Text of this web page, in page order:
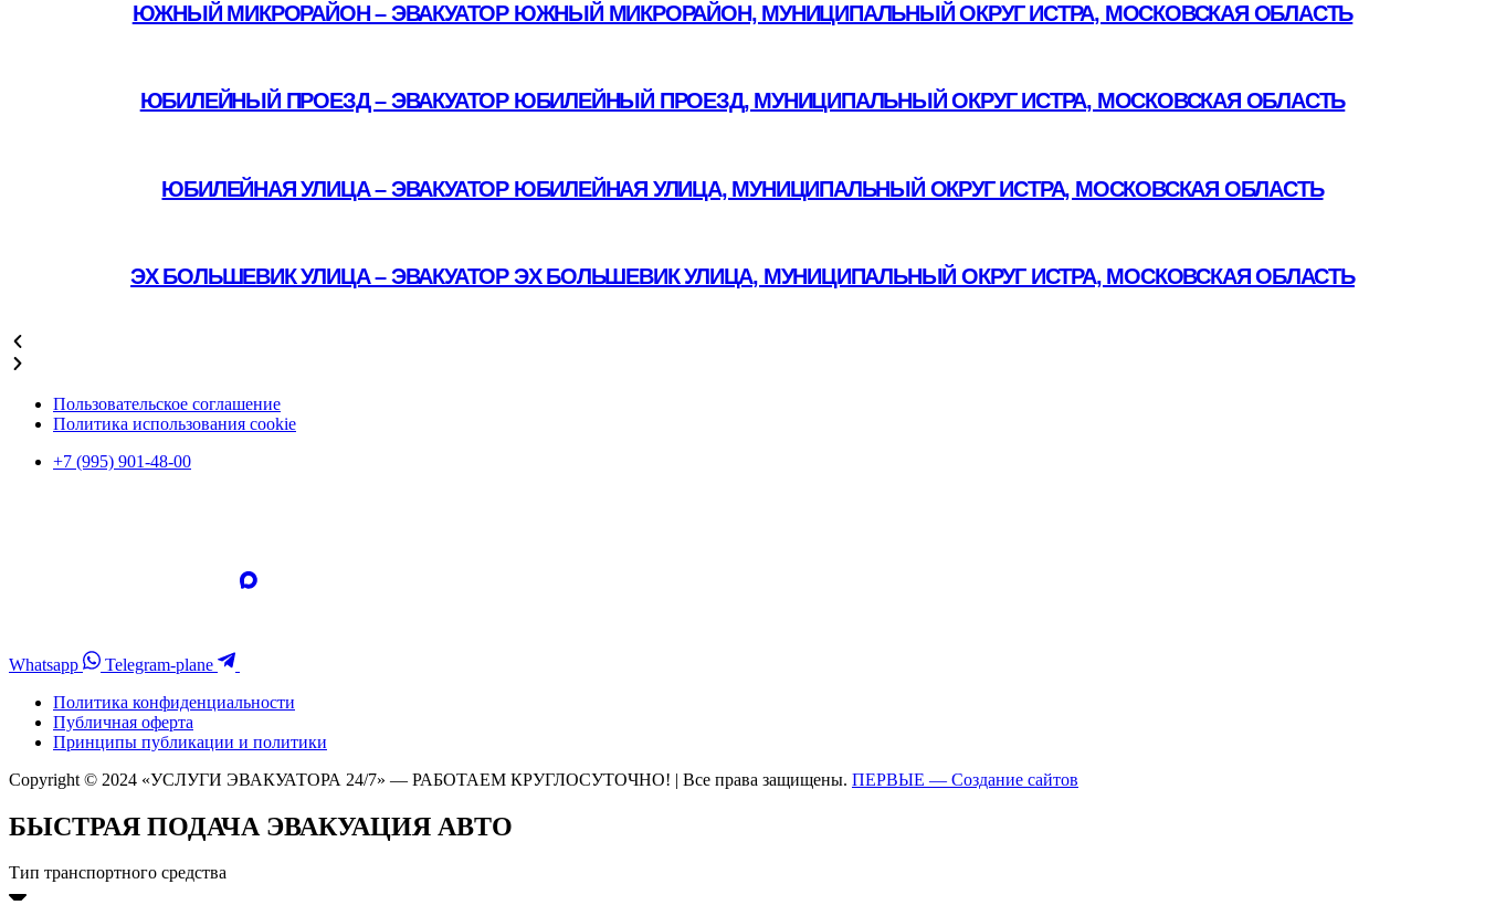
ЮЖНЫЙ МИКРОРАЙОН – ЭВАКУАТОР ЮЖНЫЙ МИКРОРАЙОН, МУНИЦИПАЛЬНЫЙ ОКРУГ ИСТРА, МОСКОВСКАЯ ОБЛАСТЬ
ЮБИЛЕЙНЫЙ ПРОЕЗД – ЭВАКУАТОР ЮБИЛЕЙНЫЙ ПРОЕЗД, МУНИЦИПАЛЬНЫЙ ОКРУГ ИСТРА, МОСКОВСКАЯ ОБЛАСТЬ
ЮБИЛЕЙНАЯ УЛИЦА – ЭВАКУАТОР ЮБИЛЕЙНАЯ УЛИЦА, МУНИЦИПАЛЬНЫЙ ОКРУГ ИСТРА, МОСКОВСКАЯ ОБЛАСТЬ
ЭХ БОЛЬШЕВИК УЛИЦА – ЭВАКУАТОР ЭХ БОЛЬШЕВИК УЛИЦА, МУНИЦИПАЛЬНЫЙ ОКРУГ ИСТРА, МОСКОВСКАЯ ОБЛАСТЬ
Пользовательское соглашение
Политика использования cookie
+7 (995) 901-48-00
Whatsapp
Telegram-plane
Политика конфиденциальности
Публичная оферта
Принципы публикации и политики
Copyright © 2024 «УСЛУГИ ЭВАКУАТОРА 24/7» — РАБОТАЕМ КРУГЛОСУТОЧНО! | Все права защищены. ПЕРВЫЕ — Создание сайтов
БЫСТРАЯ ПОДАЧА ЭВАКУАЦИЯ АВТО
Тип транспортного средства